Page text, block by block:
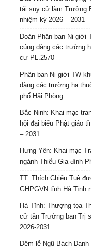
tái suy cử làm Trưởng
nhiệm kỳ 2026 – 2031
Đoàn Phân ban Ni giới
cúng dàng các trường
cư PL.2570
Phân ban Ni giới TW
dàng các trường hạ
phố Hải Phòng
Bắc Ninh: Khai mạc
hội đại biểu Phật giáo
– 2031
Hưng Yên: Khai mạc
ngành Thiếu Gia đình
TT. Thích Chiếu Tuệ
GHPGVN tỉnh Hà Tĩnh
Hà Tĩnh: Thượng tọa
cử tân Trưởng ban Trị
2026-2031
Đêm lễ Ngũ Bách